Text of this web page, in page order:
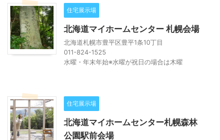
住宅展示場
北海道マイホームセンター 札幌会場
北海道札幌市豊平区豊平1条10丁目
011-824-1525
水曜・年末年始※水曜が祝日の場合は木曜
住宅展示場
北海道マイホームセンター札幌森林
公園駅前会場